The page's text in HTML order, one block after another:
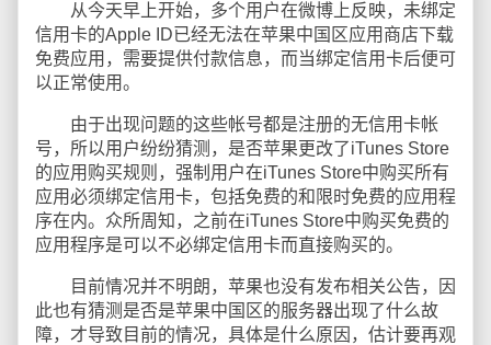
从今天早上开始，多个用户在微博上反映，未绑定
信用卡的Apple ID已经无法在苹果中国区应用商店下载
免费应用，需要提供付款信息，而当绑定信用卡后便可
以正常使用。
由于出现问题的这些帐号都是注册的无信用卡帐
号，所以用户纷纷猜测，是否苹果更改了iTunes Store
的应用购买规则，强制用户在iTunes Store中购买所有
应用必须绑定信用卡，包括免费的和限时免费的应用程
序在内。众所周知，之前在iTunes Store中购买免费的
应用程序是可以不必绑定信用卡而直接购买的。
目前情况并不明朗，苹果也没有发布相关公告，因
此也有猜测是否是苹果中国区的服务器出现了什么故
障，才导致目前的情况，具体是什么原因，估计要再观